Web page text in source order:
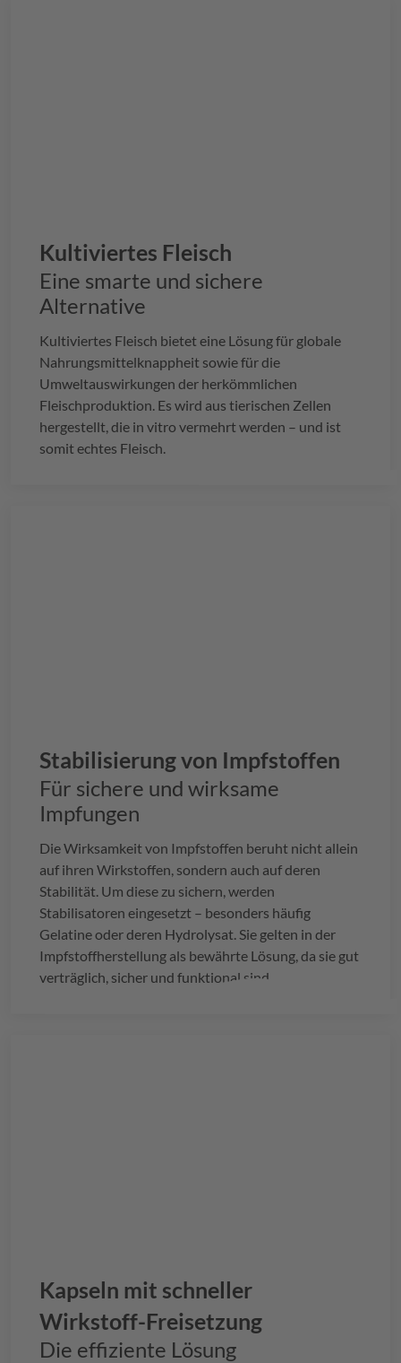
Kultiviertes Fleisch
Eine smarte und sichere
Alternative
Kultiviertes Fleisch bietet eine Lösung für globale
Nahrungsmittelknappheit sowie für die
Umweltauswirkungen der herkömmlichen
Fleischproduktion. Es wird aus tierischen Zellen
hergestellt, die in vitro vermehrt werden – und ist
somit echtes Fleisch.
Stabilisierung von Impfstoffen
Für sichere und wirksame
Impfungen
Die Wirksamkeit von Impfstoffen beruht nicht allein
auf ihren Wirkstoffen, sondern auch auf deren
Stabilität. Um diese zu sichern, werden
Stabilisatoren eingesetzt – besonders häufig
Gelatine oder deren Hydrolysat. Sie gelten in der
Impfstoffherstellung als bewährte Lösung, da sie gut
verträglich, sicher und funktional sind.
Kapseln mit schneller
Wirkstoff-Freisetzung
Die effiziente Lösung